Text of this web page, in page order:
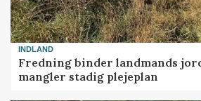
INDLAND
Fredning binder landmands
mangler stadig plejeplan